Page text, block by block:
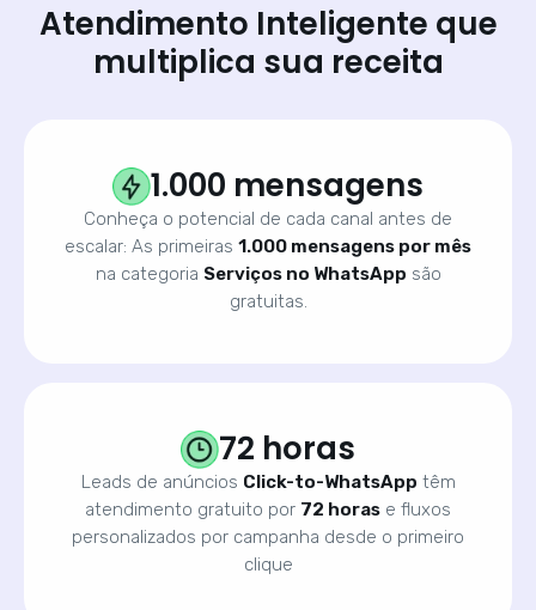
Atendimento Inteligente que
multiplica sua receita
1.000 mensagens
Conheça o potencial de cada canal antes de
escalar: As primeiras 1.000 mensagens por mês
na categoria Serviços no WhatsApp são
gratuitas.
72 horas
Leads de anúncios Click-to-WhatsApp têm
atendimento gratuito por 72 horas e fluxos
personalizados por campanha desde o primeiro
clique